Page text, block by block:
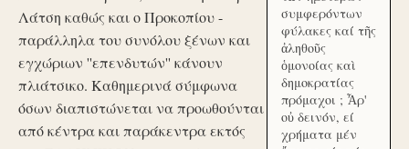
Λάτση καθώς και ο Προκοπίου -
παράλληλα του συνόλου ξένων και
εγχώριων ''επενδυτών'' κάνουν
πλιάτσικο. Καθημερινά σύμφωνα
όσων διαπιστώνεται να προωθούνται
από κέντρα και παράκεντρα εκτός
συμφερόντων
φύλακες καί τῆς
ἀληθοῦς
ὁμονοίας καὶ
δημοκρατίας
πρόμαχοι ; Ἆρ'
οὐ δεινόν, εί
χρήματα μέν